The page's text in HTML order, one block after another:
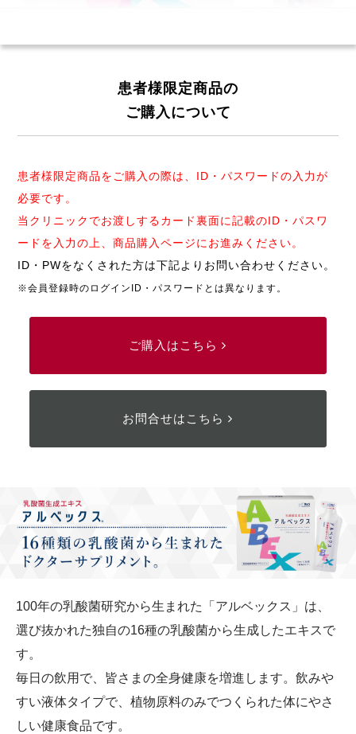
患者様限定商品の
ご購入について
患者様限定商品をご購入の際は、ID・パスワードの入力が
必要です。
当クリニックでお渡しするカード裏面に記載のID・パスワ
ードを入力の上、商品購入ページにお進みください。
ID・PWをなくされた方は下記よりお問い合わせください。
※会員登録時のログインID・パスワードとは異なります。
ご購入はこちら
お問合せはこちら
100年の乳酸菌研究から生まれた「アルベックス」は、
選び抜かれた独自の16種の乳酸菌から生成したエキスで
す。
毎日の飲用で、皆さまの全身健康を増進します。飲みや
すい液体タイプで、植物原料のみでつくられた体にやさ
しい健康食品です。